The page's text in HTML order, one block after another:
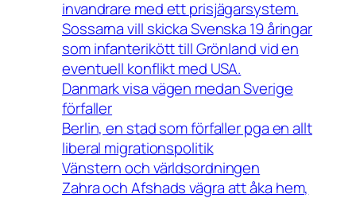
invandrare med ett prisjägarsystem.
Sossarna vill skicka Svenska 19 åringar
som infanterikött till Grönland vid en
eventuell konflikt med USA.
Danmark visa vägen medan Sverige
förfaller
Berlin, en stad som förfaller pga en allt
liberal migrationspolitik
Vänstern och världsordningen
Zahra och Afshads vägra att åka hem,